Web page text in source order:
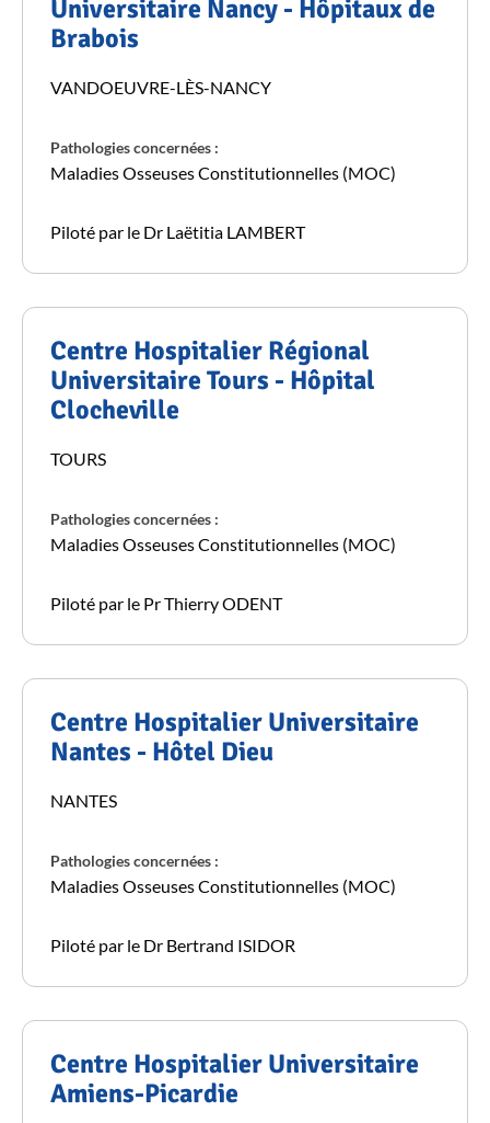
Universitaire Nancy - Hôpitaux de
Brabois
VANDOEUVRE-LÈS-NANCY
Pathologies concernées :
Maladies Osseuses Constitutionnelles (MOC)
Piloté par le Dr Laëtitia LAMBERT
Centre Hospitalier Régional
Universitaire Tours - Hôpital
Clocheville
TOURS
Pathologies concernées :
Maladies Osseuses Constitutionnelles (MOC)
Piloté par le Pr Thierry ODENT
Centre Hospitalier Universitaire
Nantes - Hôtel Dieu
NANTES
Pathologies concernées :
Maladies Osseuses Constitutionnelles (MOC)
Piloté par le Dr Bertrand ISIDOR
Centre Hospitalier Universitaire
Amiens-Picardie